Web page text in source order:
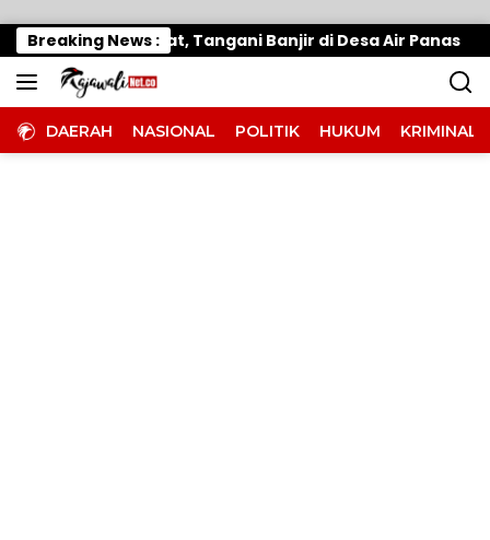
Breaking News :
Gerak Cepat, Tangani Banjir di Desa Air Panas
DAERAH NASIONAL POLITIK HUKUM KRIMINAL